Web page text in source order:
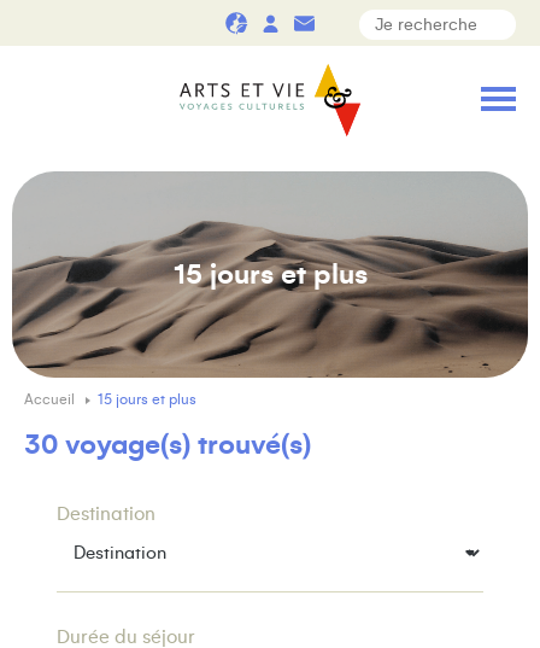
15 jours et plus
Accueil 15 jours et plus
30 voyage(s) trouvé(s)
Destination
Durée du séjour